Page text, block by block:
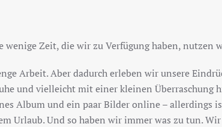
wenige Zeit, die wir zu Verfügung haben, nutzen
Arbeit. Aber dadurch erleben wir unsere
und vielleicht mit einer kleinen Überraschung
Album und ein paar Bilder online – allerdings
Urlaub. Und so haben wir immer was zu tun.